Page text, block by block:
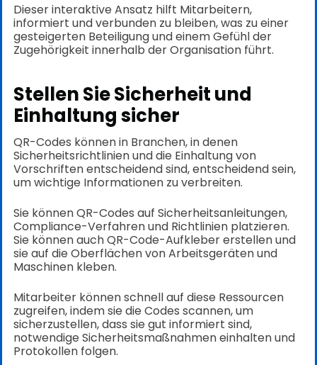
Dieser interaktive Ansatz hilft Mitarbeitern,
informiert und verbunden zu bleiben, was zu einer
gesteigerten Beteiligung und einem Gefühl der
Zugehörigkeit innerhalb der Organisation führt.
Stellen Sie Sicherheit und
Einhaltung sicher
QR-Codes können in Branchen, in denen
Sicherheitsrichtlinien und die Einhaltung von
Vorschriften entscheidend sind, entscheidend sein,
um wichtige Informationen zu verbreiten.
Sie können QR-Codes auf Sicherheitsanleitungen,
Compliance-Verfahren und Richtlinien platzieren.
Sie können auch QR-Code-Aufkleber erstellen und
sie auf die Oberflächen von Arbeitsgeräten und
Maschinen kleben.
Mitarbeiter können schnell auf diese Ressourcen
zugreifen, indem sie die Codes scannen, um
sicherzustellen, dass sie gut informiert sind,
notwendige Sicherheitsmaßnahmen einhalten und
Protokollen folgen.